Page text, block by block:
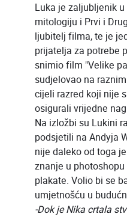
Luka je zaljubljenik
mitologiju i Prvi i
ljubitelj filma, te je
prijatelja za potrebe
snimio film "Velike
sudjelovao na
cijeli razred koji nije
osigurali vrijedne
Na izložbi su Lukini
podsjetili na Andyja
nije daleko od toga
znanje u
plakate. Volio bi se
umjetnošću u
-Dok je Nika crtala